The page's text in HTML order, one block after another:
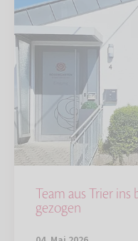
Team aus Trier
gezogen